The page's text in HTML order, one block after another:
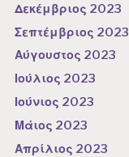
Δεκέμβριος 2023
Σεπτέμβριος 2023
Αύγουστος 2023
Ιούλιος 2023
Ιούνιος 2023
Μάιος 2023
Απρίλιος 2023